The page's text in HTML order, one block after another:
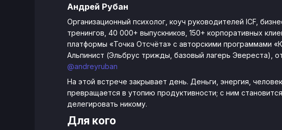
Андрей Рубан
Организационный психолог, коуч руководителей ICF,
тренингов, 40 000+ выпускников, 150+ корпоративных
платформы «Точка Отсчёта» с авторскими программами
Альпинист (Эльбрус трижды, базовый лагерь Эвереста),
@andreyruban
На этой встрече закрывает день. Деньги, энергия,
превращается в утопию продуктивности; с ним
делегировать никому.
Для кого